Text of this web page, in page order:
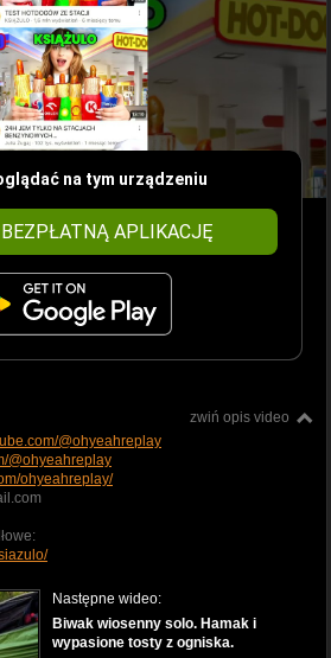
na tym urządzeniu
APLIKACJĘ
zwiń opis video
@ohyeahreplay
@ohyeahreplay
ohyeahreplay/
Następne wideo:
Biwak wiosenny solo. Hamak i
wypasione tosty z ogniska.